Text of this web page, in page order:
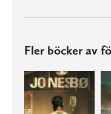
Fler böcker av